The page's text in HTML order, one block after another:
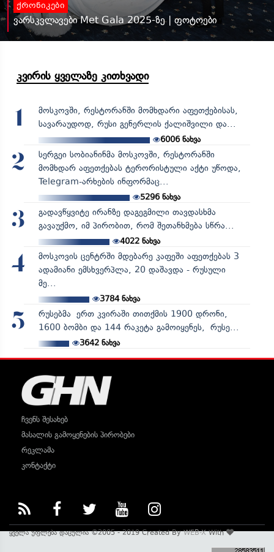
ქრონიკები
ვარსკვლავები Met Gala 2025-ზე | ფოტოები
კვირის ყველაზე კითხვადი
1
მოსკოვში, რესტორანში მომხდარი აფეთქებისას,
სავარაუდოდ, რუსი გენერლის ქალიშვილი და...
6006ნახვა
2
სერგეი სობიანინმა მოსკოვში, რესტორანში
მომხდარ აფეთქებას ტერორისტული აქტი უწოდა,
Telegram-არხების ინფორმაც...
5296ნახვა
3
გადავწყვიტე ირანზე დაგეგმილი თავდასხმა
გავაუქმო, იმ პირობით, რომ შეთანხმება სწრა...
4022ნახვა
4
მოსკოვის ცენტრში მდებარე კაფეში აფეთქებას 3
ადამიანი ემსხვერპლა, 20 დაშავდა - რუსული
მე...
3784ნახვა
5
რუსებმა ერთ კვირაში თითქმის 1900 დრონი,
1600 ბომბი და 144 რაკეტა გამოიყენეს, რუსე...
3642ნახვა
ჩვენს შესახებ
მასალის გამოყენების პირობები
რეკლამა
კონტაქტი
ყველა უფლება დაცულია ©2005 - 2019 Created ByWEB-XWith